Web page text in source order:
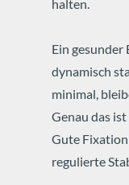
halten.
Ein gesunder
dynamisch
minimal,
Genau das
Gute
regulierte